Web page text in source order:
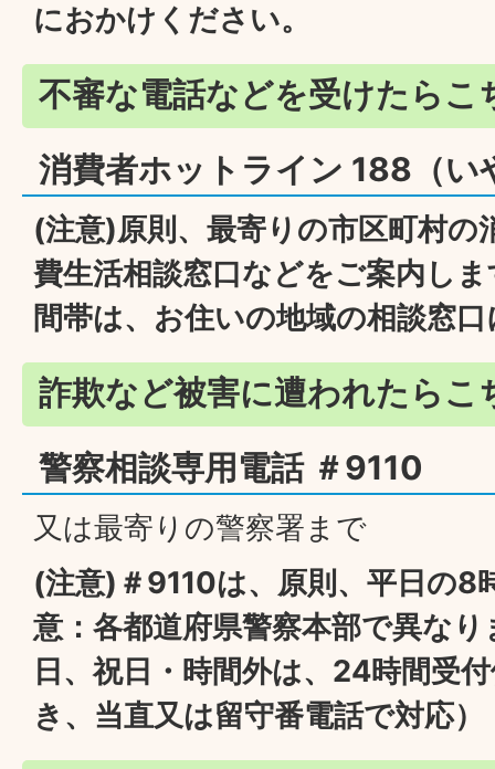
におかけください。
不審な電話などを受けたらこ
消費者ホットライン 188（い
(注意)原則、最寄りの市区町村の
費生活相談窓口などをご案内し
間帯は、お住いの地域の相談窓
詐欺など被害に遭われたらこ
警察相談専用電話 ＃9110
又は最寄りの警察署まで
(注意)＃9110は、原則、平日の8
意：各都道府県警察本部で異な
日、祝日・時間外は、24時間受
き、当直又は留守番電話で対応）